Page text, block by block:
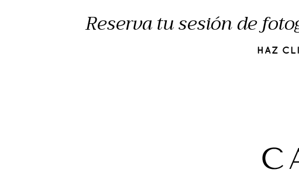
Reserva tu sesión de
HAZ